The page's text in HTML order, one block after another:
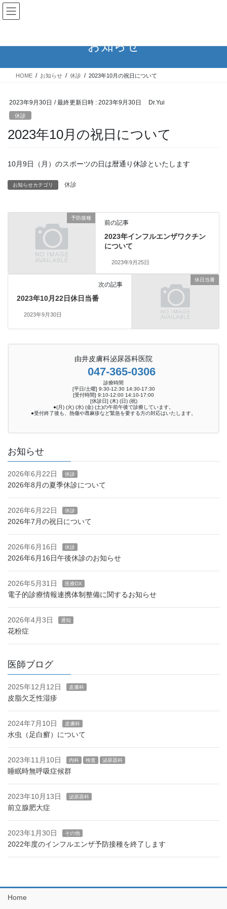
コ
ン
ツ
ス
ナ
ビ
シ
ン
お知らせ
HOME お知らせ 休診 2023年10月の祝日について
2023年9月30日 / 最終更新日時 : 2023年9月30日 Dr.Yui
休診
2023年10月の祝日について
10月9日（月）のスポーツの日は暦通り休診といたします
お知らせカテゴリ 休診
予防接種
前の記事
2023年インフルエンザワクチン
について
2023年9月25日
休日当番
次の記事
2023年10月22日休日当番
2023年9月30日
由井皮膚科泌尿器科医院
047-365-0306
診療時間
[平日/土曜] 9:30-12:30 14:30-17:30
[受付時間] 9:10-12:00 14:10-17:00
[休診日] (木) (日) (祝)
●(月) (火) (水) (金) (土)の午前午後で診療しています。
●受付終了後も、熱傷や蕁麻疹など緊急を要する方の対応はいたします。
お知らせ
2026年6月22日 休診
2026年8月の夏季休診について
2026年6月22日 休診
2026年7月の祝日について
2026年6月16日 休診
2026年6月16日午後休診のお知らせ
2026年5月31日 医療DX
電子的診療情報連携体制整備に関するお知らせ
2026年4月3日 通知
花粉症
医師ブログ
2025年12月12日 皮膚科
皮脂欠乏性湿疹
2024年7月10日 皮膚科
水虫（足白癬）について
2023年11月10日 内科 検査 泌尿器科
睡眠時無呼吸症候群
2023年10月13日 泌尿器科
前立腺肥大症
2023年1月30日 その他
2022年度のインフルエンザ予防接種を終了します
Home